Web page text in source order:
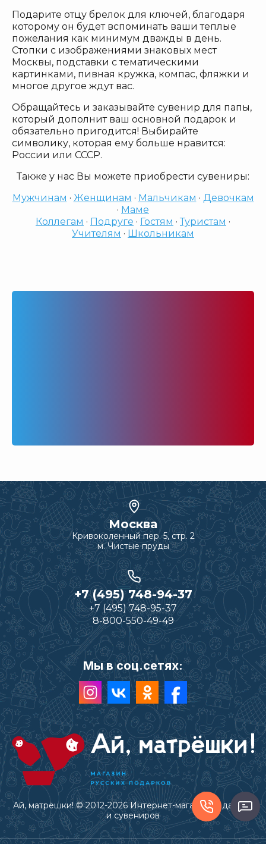
Подарите отцу брелок для ключей, благодаря
которому он будет вспоминать ваши теплые
пожелания как минимум дважды в день.
Стопки с изображениями знаковых мест
Москвы, подставки с тематическими
картинками, пивная кружка, компас, фляжки и
многое другое ждут вас.
Обращайтесь и заказывайте сувенир для папы,
который дополнит ваш основной подарок и
обязательно пригодится! Выбирайте
символику, которая ему больше нравится:
России или СССР.
Также у нас Вы можете приобрести сувениры:
Мужчинам · Женщинам · Мальчикам · Девочкам
· Маме
Коллегам · Подруге · Гостям · Туристам ·
Учителям · Школьникам
Ай, матрёшки! © 2012-2026 Интернет-магазин подарков
и сувениров
Москва
Кривоколенный пер. 5, стр. 2
м. Чистые пруды
+7 (495) 748-94-37
+7 (495) 748-95-37
8-800-550-49-49
Мы в соц.сетях: